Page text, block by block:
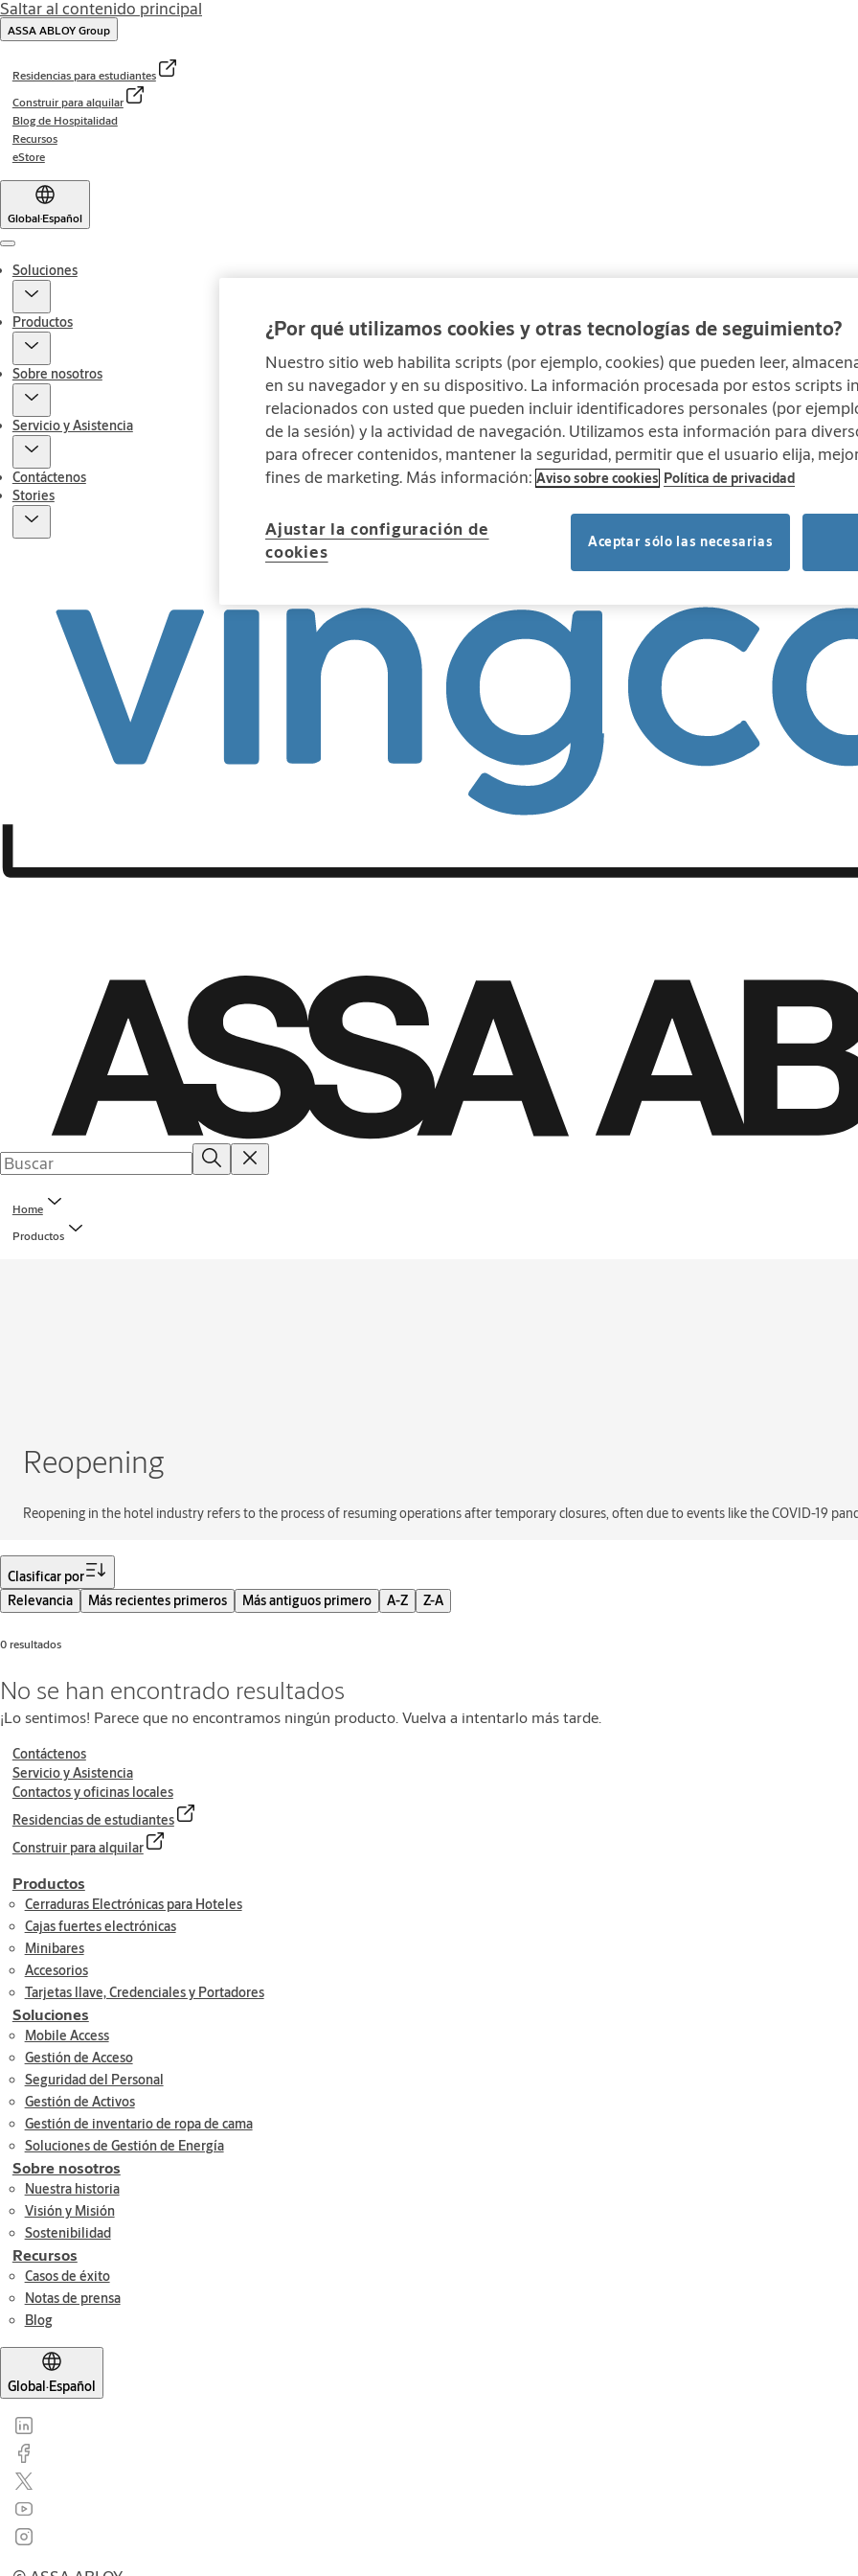
Saltar al contenido principal
ASSA ABLOY Group
Residencias para estudiantes
Construir para alquilar
Blog de Hospitalidad
Recursos
eStore
Global·Español
Menu
Soluciones
Productos
Sobre nosotros
Servicio y Asistencia
Contáctenos
Stories
Home
Productos
Reopening
Reopening in the hotel industry refers to the process of resuming operations after temporary closures, often due to events like the COVID-19
Clasificar por
Relevancia
Más recientes primeros Más antiguos primero A-Z Z-A
0 resultados
No se han encontrado resultados
¡Lo sentimos! Parece que no encontramos ningún producto. Vuelva a intentarlo más tarde.
Contáctenos
Servicio y Asistencia
Contactos y oficinas locales
Residencias de estudiantes
Construir para alquilar
Productos
Cerraduras Electrónicas para Hoteles
Cajas fuertes electrónicas
Minibares
Accesorios
Tarjetas llave, Credenciales y Portadores
Soluciones
Mobile Access
Gestión de Acceso
Seguridad del Personal
Gestión de Activos
Gestión de inventario de ropa de cama
Soluciones de Gestión de Energía
Sobre nosotros
Nuestra historia
Visión y Misión
Sostenibilidad
Recursos
Casos de éxito
Notas de prensa
Blog
Global·Español
¿Por qué utilizamos cookies y otras tecnologías de seguimiento?
Nuestro sitio web habilita scripts (por ejemplo, cookies) que pueden leer,
en su navegador y en su dispositivo. La información procesada por estos scripts
relacionados con usted que pueden incluir identificadores personales (por
de la sesión) y la actividad de navegación. Utilizamos esta información para
para ofrecer contenidos, mantener la seguridad, permitir que el usuario elija,
fines de marketing. Más información: Aviso sobre cookies Política de privacidad
Ajustar la configuración de
cookies
Aceptar sólo las necesarias